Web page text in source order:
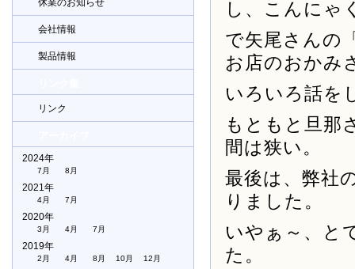
休業のお知らせ
会社情報
製品情報
リンク
2024年
7月 8月
2021年
4月 7月
2020年
3月 4月 7月
2019年
2月 4月 8月 10月 12月
し、こんにゃ
で矢尾さんの
お店のおかみ
いろいろ話を
もともと旦那
間は狭い。
最後は、弊社
りました。
いやぁ～、と
た。